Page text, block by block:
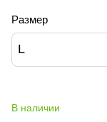
Размер
L
В наличии